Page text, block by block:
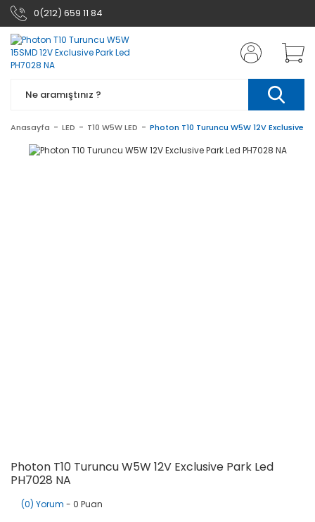
0(212) 659 11 84
Anasayfa LED T10 W5W LED Photon T10 Turuncu W5W 12V Exclusive
Photon T10 Turuncu W5W 12V Exclusive Park Led
PH7028 NA
(0) Yorum - 0 Puan